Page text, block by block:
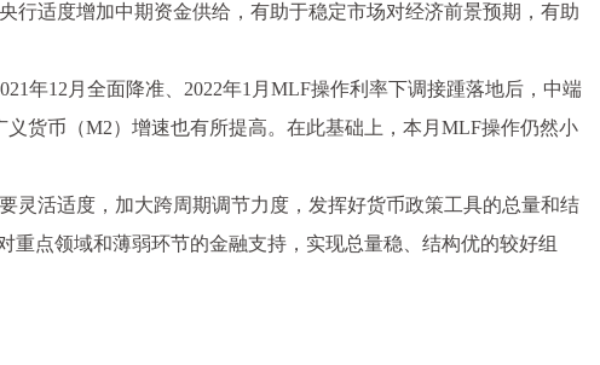
行适度增加中期资金供给，有助于稳定市场对经济前景预期，有助
年12月全面降准、2022年1月MLF操作利率下调接踵落地后，中端
货币（M2）增速也有所提高。在此基础上，本月MLF操作仍然小
灵活适度，加大跨周期调节力度，发挥好货币政策工具的总量和结
点领域和薄弱环节的金融支持，实现总量稳、结构优的较好组